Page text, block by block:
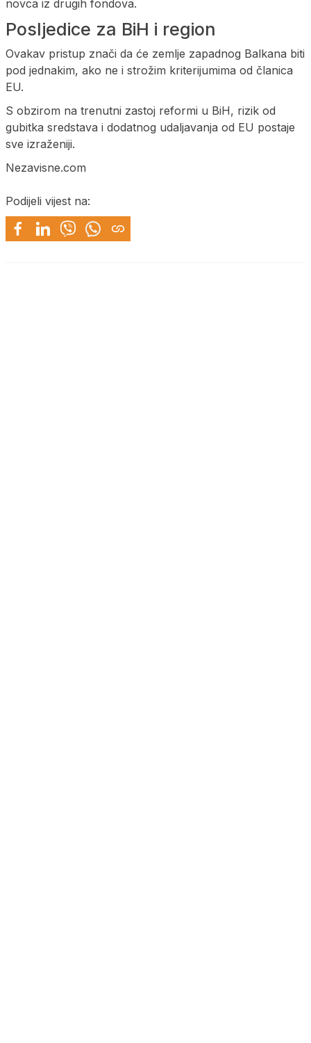
novca iz drugih fondova.
Posljedice za BiH i region
Ovakav pristup znači da će zemlje zapadnog Balkana biti
pod jednakim, ako ne i strožim kriterijumima od članica
EU.
S obzirom na trenutni zastoj reformi u BiH, rizik od
gubitka sredstava i dodatnog udaljavanja od EU postaje
sve izraženiji.
Nezavisne.com
Podijeli vijest na: